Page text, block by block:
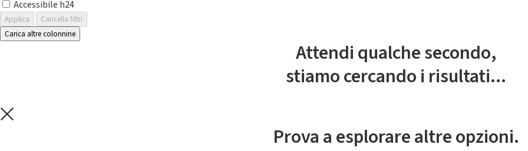
Accessibile h24
Applica
Cancella filtri
Carica altre colonnine
Attendi qualche secondo,
stiamo cercando i risultati...
Prova a esplorare altre opzioni.